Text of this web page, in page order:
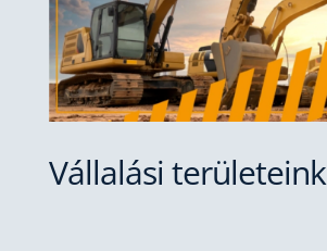
Vállalási területeink